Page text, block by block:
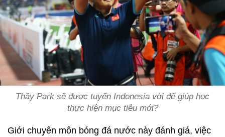
Thầy Park sẽ được tuyển Indonesia vời để giúp học
thực hiện mục tiêu mới?
Giới chuyên môn bóng đá nước này đánh giá, việc